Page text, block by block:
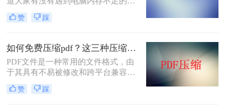
法。让我们一起来看看。
况。其实我们在面对这种情况的时
候，只要将电脑里面的PDF文件进行
那么pdf如何压缩到2m以下呢？今天
我就分享给你PDF压缩大小方法。
赞 踩
如何免费压缩pdf？这三种压缩方法快来学~
PDF文件是一种常用的文件格式，由
于其具有不易被修改和跨平台兼容性
强的特点，因此被广泛应用于文件传
输和共享领域。然而，PDF文件可能
赞 踩